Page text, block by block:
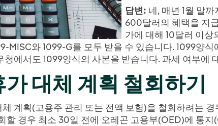
답변: 네, 매년 1월 말
600달러의 혜택을 지
가에 대해 10달러 이
MISC와 1099-G를 모두 받을 수 있습니다. 1099양
에서도 1099양식의 사본을 받습니다. 과세 여부에
대체 계획 철회하기
계획(고용주 관리 또는 전액 보험)을 철회하려는
할 경우 최소 30일 전에 오레곤 고용부(OED)에 통